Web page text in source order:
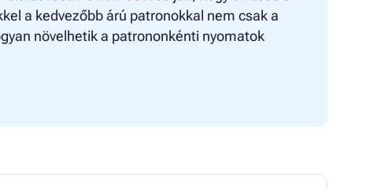
a kedvezőbb árú patronokkal nem csak a
növelhetik a patrononkénti nyomatok